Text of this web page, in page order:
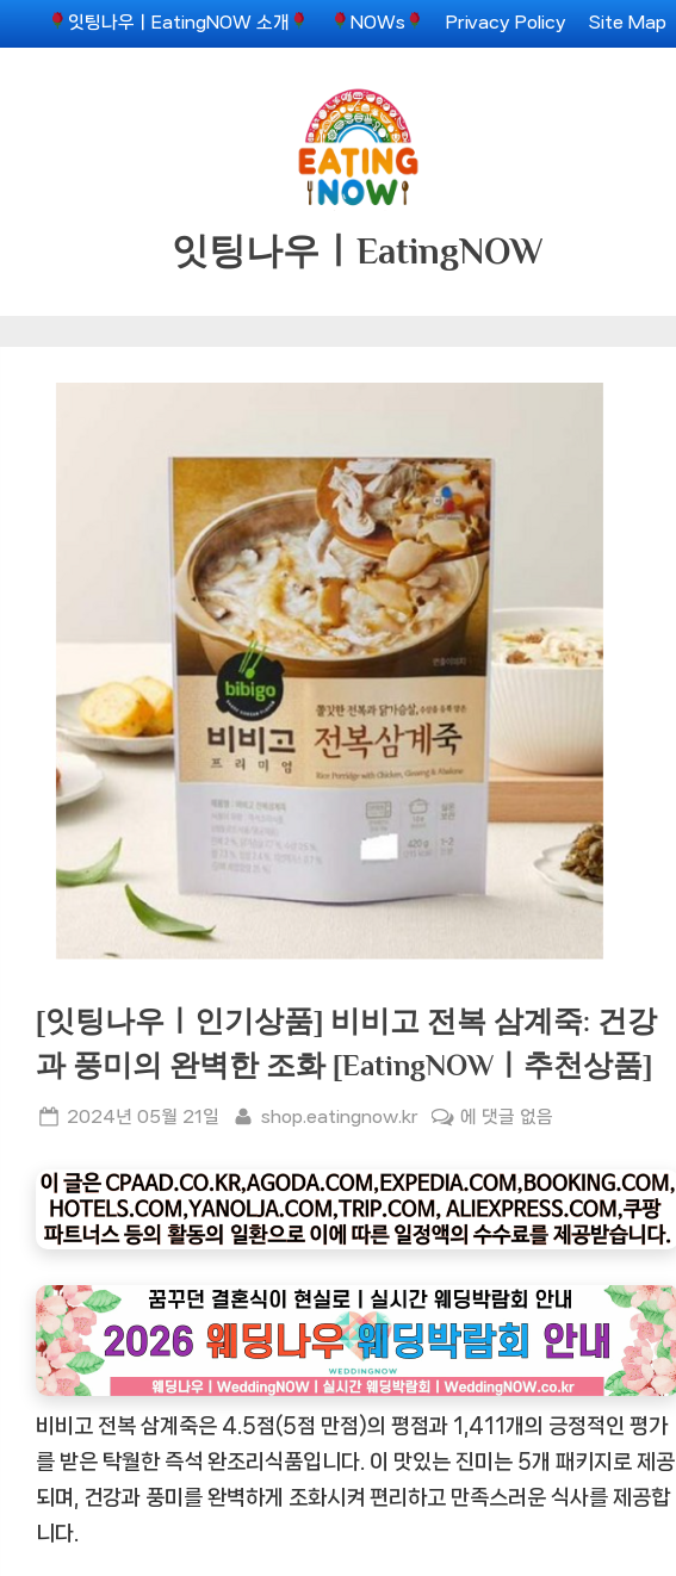
잇팅나우ㅣEatingNOW 소개 NOWs Privacy Policy Site Map
잇팅나우ㅣEatingNOW
[잇팅나우ㅣ인기상품] 비비고 전복 삼계죽: 건강
과 풍미의 완벽한 조화 [EatingNOWㅣ추천상품]
Posted
2024년 05월 21일 By
shop.eatingnow.kr
[잇
나
ㅣ
기
상
품]
비
비
고
전
에 댓글 없음
비비고 전복 삼계죽은 4.5점(5점 만점)의 평점과 1,411개의 긍정적인 평가
를 받은 탁월한 즉석 완조리식품입니다. 이 맛있는 진미는 5개 패키지로 제공
되며, 건강과 풍미를 완벽하게 조화시켜 편리하고 만족스러운 식사를 제공합
니다.